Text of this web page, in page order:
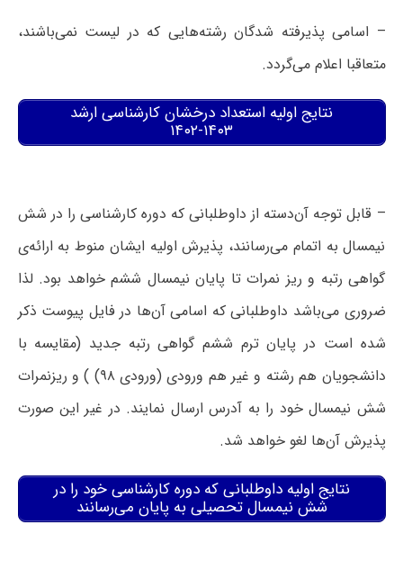
– اسامی پذیرفته شدگان رشته‌هایی که در لیست نمی‌باشند،
متعاقبا اعلام می‌گردد.
نتایج اولیه استعداد درخشان کارشناسی ارشد
۱۴۰۳-۱۴۰۲
– قابل توجه آن‌دسته از داوطلبانی که دوره کارشناسی را در شش
نیمسال به اتمام می‌رسانند، پذیرش اولیه ایشان منوط به ارائه‌ی
گواهی رتبه و ریز نمرات تا پایان نیمسال ششم خواهد بود. لذا
ضروری می‌باشد داوطلبانی که اسامی آن‌ها در فایل پیوست ذکر
شده است در پایان ترم ششم گواهی رتبه جدید (مقایسه با
دانشجویان هم رشته و غیر هم ورودی (ورودی ۹۸) ) و ریزنمرات
شش نیمسال خود را به آدرس ارسال نمایند. در غیر این صورت
پذیرش آن‌ها لغو خواهد شد.
نتایج اولیه داوطلبانی که دوره کارشناسی خود را در
شش نیمسال تحصیلی به پایان می‌رسانند